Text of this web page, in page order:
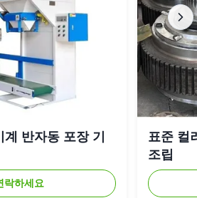
반자동 포장 기
락하세요
표준 컬
조립